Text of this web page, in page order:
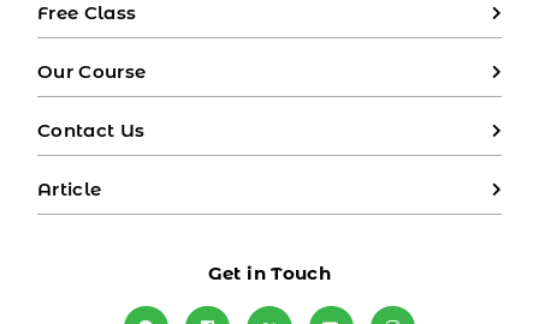
Free Class
Our Course
Contact Us
Article
Get in Touch